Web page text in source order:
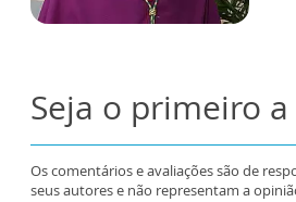
Seja o primeiro
Os comentários e avaliações são de
seus autores e não representam a